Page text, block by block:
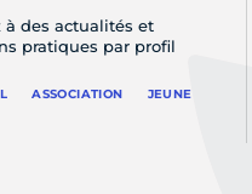
à des actualités et
pratiques par profil
ASSOCIATION JEUNE